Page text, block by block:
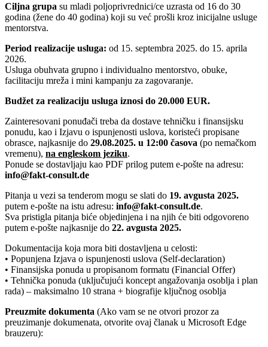
Ciljna grupa su mladi poljoprivrednici/ce uzrasta od 16 do 30
godina (žene do 40 godina) koji su već prošli kroz inicijalne usluge
mentorstva.
Period realizacije usluga: od 15. septembra 2025. do 15. aprila
2026.
Usluga obuhvata grupno i individualno mentorstvo, obuke,
facilitaciju mreža i mini kampanju za zagovaranje.
Budžet za realizaciju usluga iznosi do 20.000 EUR.
Zainteresovani ponuđači treba da dostave tehničku i finansijsku
ponudu, kao i Izjavu o ispunjenosti uslova, koristeći propisane
obrasce, najkasnije do 29.08.2025. u 12:00 časova (po nemačkom
vremenu), na engleskom jeziku.
Ponude se dostavljaju kao PDF prilog putem e-pošte na adresu:
info@fakt-consult.de
Pitanja u vezi sa tenderom mogu se slati do 19. avgusta 2025.
putem e-pošte na istu adresu: info@fakt-consult.de.
Sva pristigla pitanja biće objedinjena i na njih će biti odgovoreno
putem e-pošte najkasnije do 22. avgusta 2025.
Dokumentacija koja mora biti dostavljena u celosti:
• Popunjena Izjava o ispunjenosti uslova (Self-declaration)
• Finansijska ponuda u propisanom formatu (Financial Offer)
• Tehnička ponuda (uključujući koncept angažovanja osoblja i plan
rada) – maksimalno 10 strana + biografije ključnog osoblja
Preuzmite dokumenta (Ako vam se ne otvori prozor za
preuzimanje dokumenata, otvorite ovaj članak u Microsoft Edge
brauzeru):